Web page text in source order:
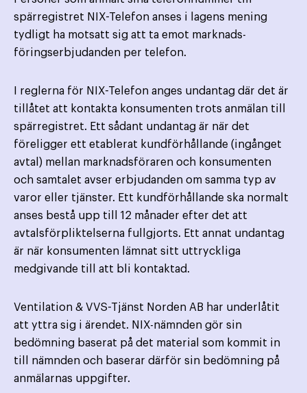
spärregistret NIX-Telefon anses i lagens mening
tydligt ha motsatt sig att ta emot marknads­
föringserbjudanden per telefon.
I reglerna för NIX-Telefon anges undantag där det är
tillåtet att kontakta konsumenten trots anmälan till
spärregistret. Ett sådant undantag är när det
föreligger ett etablerat kundförhållande (ingånget
avtal) mellan marknads­föraren och konsumenten
och samtalet avser erbjudanden om samma typ av
varor eller tjänster. Ett kund­förhållande ska normalt
anses bestå upp till 12 månader efter det att
avtalsförpliktelserna fullgjorts. Ett annat undantag
är när konsumenten lämnat sitt uttryckliga
medgivande till att bli kontaktad.
Ventilation & VVS-Tjänst Norden AB har underlåtit
att yttra sig i ärendet. NIX-nämnden gör sin
bedömning baserat på det material som kommit in
till nämnden och baserar därför sin bedömning på
anmälarnas uppgifter.